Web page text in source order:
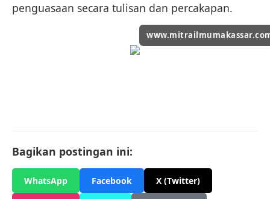
penguasaan secara tulisan dan percakapan.
Bagikan postingan ini:
WhatsApp Facebook X (Twitter)